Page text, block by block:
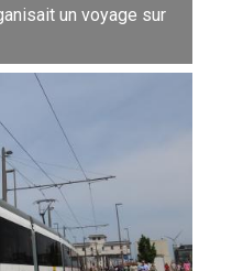
un voyage sur